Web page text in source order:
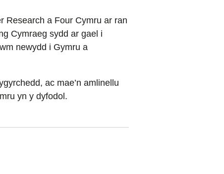
Research a Four Cymru ar ran
Cymraeg sydd ar gael i
newydd i Gymru a
ac mae’n amlinellu
yn y dyfodol.